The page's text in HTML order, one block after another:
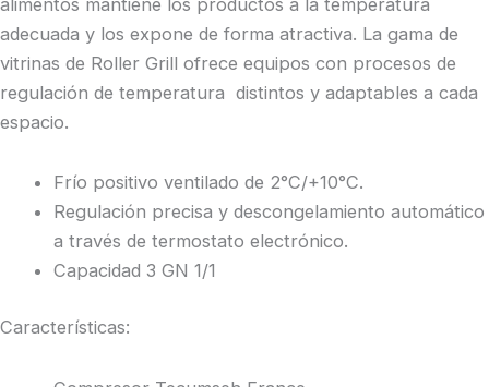
adecuada y los expone de forma atractiva. La gama de
vitrinas de Roller Grill ofrece equipos con procesos de
regulación de temperatura distintos y adaptables a cada
espacio.
Frío positivo ventilado de 2°C/+10°C.
Regulación precisa y descongelamiento automático
a través de termostato electrónico.
Capacidad 3 GN 1/1
Características: